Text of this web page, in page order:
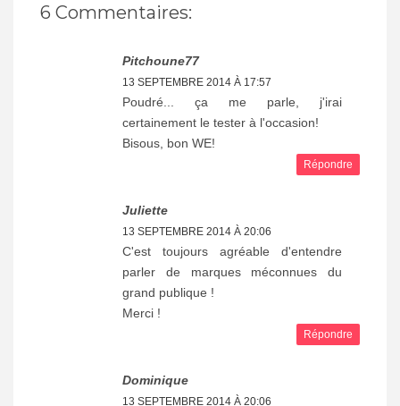
6 Commentaires:
Pitchoune77
13 SEPTEMBRE 2014 À 17:57
Poudré... ça me parle, j'irai
certainement le tester à l'occasion!
Bisous, bon WE!
Répondre
Juliette
13 SEPTEMBRE 2014 À 20:06
C'est toujours agréable d'entendre
parler de marques méconnues du
grand publique !
Merci !
Répondre
Dominique
13 SEPTEMBRE 2014 À 20:06